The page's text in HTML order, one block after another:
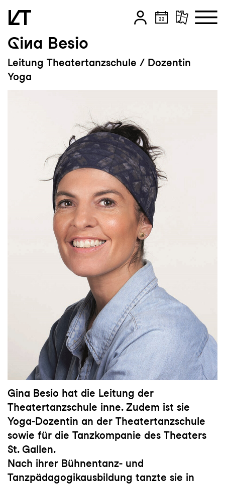
Zum Hauptinhalt springen
Zum Footer springen
Gina Besio
Leitung Theatertanzschule / Dozentin
Yoga
Gina Besio hat die Leitung der
Theatertanzschule inne. Zudem ist sie
Yoga-Dozentin an der Theatertanzschule
sowie für die Tanzkompanie des Theaters
St. Gallen.
Nach ihrer Bühnentanz- und
Tanzpädagogikausbildung tanzte sie in